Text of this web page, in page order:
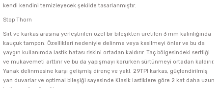
kendi kendini temizleyecek şekilde tasarlanmıştır.
Stop Thorn
Sırt ve karkas arasına yerleştirilen özel bir bileşikten üretilen 3 mm kalınlığında
kauçuk tampon. Özellikleri nedeniyle delinme veya kesilmeyi önler ve bu da
yaygın kullanımda lastik hatası riskini ortadan kaldırır. Taç bölgesindeki sertliği
ve mukavemeti arttırır ve bu da yapışmayı korurken sürtünmeyi ortadan kaldırır.
Yanak delinmesine karşı gelişmiş direnç ve yakl. 29TPI karkas, güçlendirilmiş
yan duvarlar ve optimal bileşiği sayesinde Klasik lastiklere göre 2 kat daha uzun